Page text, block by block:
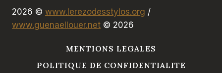
2026 © www.lerezodesstylos.org /
www.guenaellouer.net © 2026
MENTIONS LEGALES
POLITIQUE DE CONFIDENTIALITE